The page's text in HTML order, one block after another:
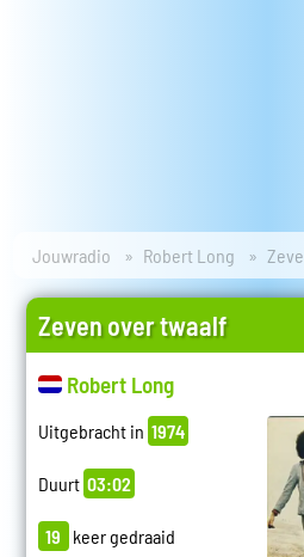
Jouwradio Robert Long
Zeven over twaalf
Robert Long
Uitgebracht in 1974
Duurt 03:02
19 keer gedraaid